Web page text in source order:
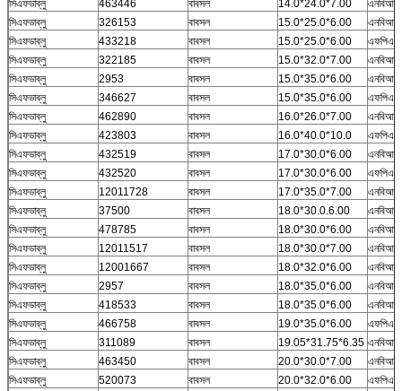
সিএফডাব্লু 463446 বাবসল 14.0*24.0*7.00
এনবিআর
সিএফডাব্লু
326153 বাবসল 15.0*25.0*6.00
এনবিআর
সিএফডাব্লু
433218 বাবসল 15.0*25.0*6.00
এফপিএম
সিএফডাব্লু
322185 বাবসল 15.0*32.0*7.00
এনবিআর
সিএফডাব্লু
2953 বাবসল 15.0*35.0*6.00
এনবিআর
সিএফডাব্লু
346627 বাবসল 15.0*35.0*6.00
এফপিএম
সিএফডাব্লু
462890 বাবসল 16.0*26.0*7.00
এনবিআর
সিএফডাব্লু
423803 বাবসল 16.0*40.0*10.0
এফপিএম
সিএফডাব্লু
432519 বাবসল 17.0*30.0*6.00
এনবিআর
সিএফডাব্লু
432520 বাবসল 17.0*30.0*6.00
এফপিএম
সিএফডাব্লু
12011728 বাবসল 17.0*35.0*7.00
এনবিআর
সিএফডাব্লু
37500 বাবসল 18.0*30.0.6.00
এনবিআর
সিএফডাব্লু
478785 বাবসল 18.0*30.0*6.00
এনবিআর
সিএফডাব্লু
12011517 বাবসল 18.0*30.0*7.00
এনবিআর
সিএফডাব্লু
12001667 বাবসল 18.0*32.0*6.00
এনবিআর
সিএফডাব্লু
2957 বাবসল 18.0*35.0*6.00
এনবিআর
সিএফডাব্লু
418533 বাবসল 18.0*35.0*6.00
এনবিআর
সিএফডাব্লু
466758 বাবসল 19.0*35.0*6.00
এফপিএম
সিএফডাব্লু
311089 বাবসল 19.05*31.75*6.35 এনবিআর
সিএফডাব্লু
463450 বাবসল 20.0*30.0*7.00
এনবিআর
সিএফডাব্লু
520073 বাবসল 20.0*32.0*6.00
এফপিএম